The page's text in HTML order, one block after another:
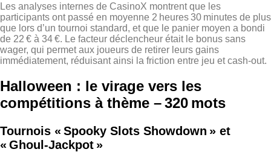
Les analyses internes de CasinoX montrent que les
participants ont passé en moyenne 2 heures 30 minutes de plus
que lors d’un tournoi standard, et que le panier moyen a bondi
de 22 € à 34 €. Le facteur déclencheur était le bonus sans
wager, qui permet aux joueurs de retirer leurs gains
immédiatement, réduisant ainsi la friction entre jeu et cash‑out.
Halloween : le virage vers les
compétitions à thème – 320 mots
Tournois « Spooky Slots Showdown » et
« Ghoul‑Jackpot »